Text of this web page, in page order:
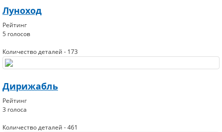
Луноход
Рейтинг
5 голосов
Количество деталей - 173
Дирижабль
Рейтинг
3 голоса
Количество деталей - 461